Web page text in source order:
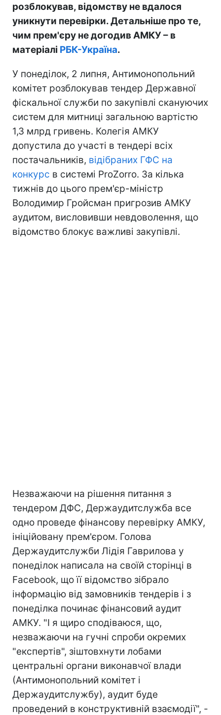
розблокував, відомству не вдалося
уникнути перевірки. Детальніше про те,
чим прем'єру не догодив АМКУ – в
матеріалі РБК-Україна.
У понеділок, 2 липня, Антимонопольний
комітет розблокував тендер Державної
фіскальної служби по закупівлі скануючих
систем для митниці загальною вартістю
1,3 млрд гривень. Колегія АМКУ
допустила до участі в тендері всіх
постачальників, відібраних ГФС на
конкурс в системі ProZorro. За кілька
тижнів до цього прем'єр-міністр
Володимир Гройсман пригрозив АМКУ
аудитом, висловивши невдоволення, що
відомство блокує важливі закупівлі.
Незважаючи на рішення питання з
тендером ДФС, Держаудитслужба все
одно проведе фінансову перевірку АМКУ,
ініційовану прем'єром. Голова
Держаудитслужби Лідія Гаврилова у
понеділок написала на своїй сторінці в
Facebook, що її відомство зібрало
інформацію від замовників тендерів і з
понеділка починає фінансовий аудит
АМКУ. "І я щиро сподіваюся, що,
незважаючи на гучні спроби окремих
"експертів", зіштовхнути лобами
центральні органи виконавчої влади
(Антимонопольний комітет і
Держаудитслужбу), аудит буде
проведений в конструктивній взаємодії", -